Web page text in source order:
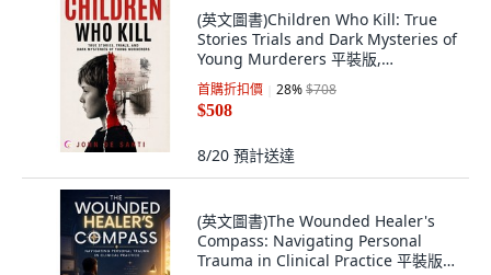
(英文圖書)Children Who Kill: True
Stories Trials and Dark Mysteries of
Young Murderers 平裝版,
Independently Published, 英文
首購折扣價 28%$708
$508
8/20 預計送達
(英文圖書)The Wounded Healer's
Compass: Navigating Personal
Trauma in Clinical Practice 平裝版,